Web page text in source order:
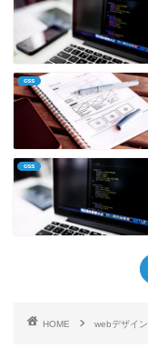
css
css
HOME webデザイン